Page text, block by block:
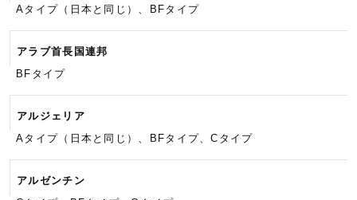
Aタイプ（日本と同じ）、BFタイプ
アラブ首長国連邦
BFタイプ
アルジェリア
Aタイプ（日本と同じ）、BFタイプ、Cタイプ
アルゼンチン